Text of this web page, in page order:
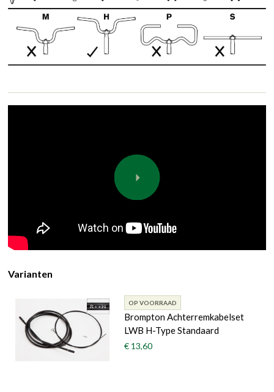
Varianten
OP VOORRAAD
Brompton Achterremkabelset
LWB H-Type Standaard
€ 13,60